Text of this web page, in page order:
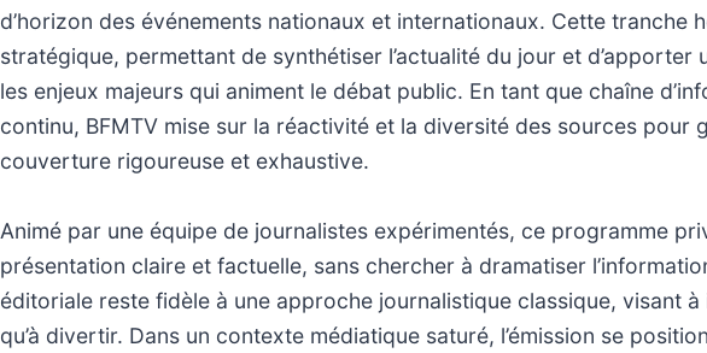
d’horizon des événements nationaux et internationaux. Cette tranche
stratégique, permettant de synthétiser l’actualité du jour et d’apporter
les enjeux majeurs qui animent le débat public. En tant que chaîne
continu, BFMTV mise sur la réactivité et la diversité des sources pour
couverture rigoureuse et exhaustive.
Animé par une équipe de journalistes expérimentés, ce programme
présentation claire et factuelle, sans chercher à dramatiser
éditoriale reste fidèle à une approche journalistique classique, visant
qu’à divertir. Dans un contexte médiatique saturé, l’émission se